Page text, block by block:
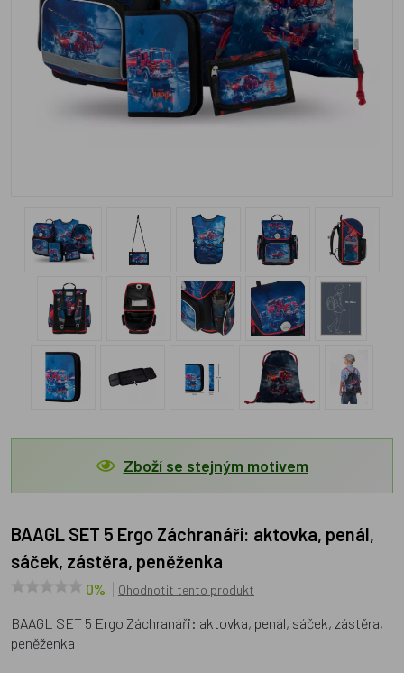
Zboží se stejným motivem
BAAGL SET 5 Ergo Záchranáři: aktovka, penál,
sáček, zástěra, peněženka
0% Ohodnotit tento produkt
BAAGL SET 5 Ergo Záchranáři: aktovka, penál, sáček, zástěra,
peněženka